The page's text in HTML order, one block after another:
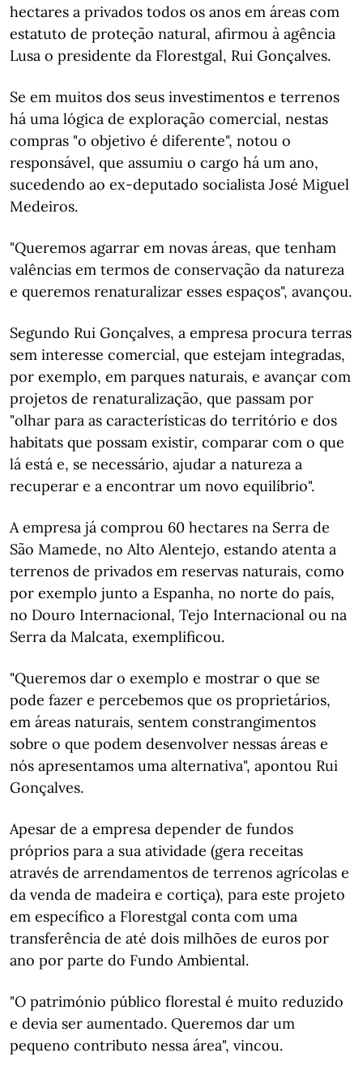
hectares a privados todos os anos em áreas com
estatuto de proteção natural, afirmou à agência
Lusa o presidente da Florestgal, Rui Gonçalves.
Se em muitos dos seus investimentos e terrenos
há uma lógica de exploração comercial, nestas
compras "o objetivo é diferente", notou o
responsável, que assumiu o cargo há um ano,
sucedendo ao ex-deputado socialista José Miguel
Medeiros.
"Queremos agarrar em novas áreas, que tenham
valências em termos de conservação da natureza
e queremos renaturalizar esses espaços", avançou.
Segundo Rui Gonçalves, a empresa procura terras
sem interesse comercial, que estejam integradas,
por exemplo, em parques naturais, e avançar com
projetos de renaturalização, que passam por
"olhar para as características do território e dos
habitats que possam existir, comparar com o que
lá está e, se necessário, ajudar a natureza a
recuperar e a encontrar um novo equilíbrio".
A empresa já comprou 60 hectares na Serra de
São Mamede, no Alto Alentejo, estando atenta a
terrenos de privados em reservas naturais, como
por exemplo junto a Espanha, no norte do país,
no Douro Internacional, Tejo Internacional ou na
Serra da Malcata, exemplificou.
"Queremos dar o exemplo e mostrar o que se
pode fazer e percebemos que os proprietários,
em áreas naturais, sentem constrangimentos
sobre o que podem desenvolver nessas áreas e
nós apresentamos uma alternativa", apontou Rui
Gonçalves.
Apesar de a empresa depender de fundos
próprios para a sua atividade (gera receitas
através de arrendamentos de terrenos agrícolas e
da venda de madeira e cortiça), para este projeto
em específico a Florestgal conta com uma
transferência de até dois milhões de euros por
ano por parte do Fundo Ambiental.
"O património público florestal é muito reduzido
e devia ser aumentado. Queremos dar um
pequeno contributo nessa área", vincou.